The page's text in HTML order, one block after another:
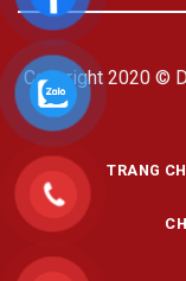
Copyright 2020 ©
TRANG